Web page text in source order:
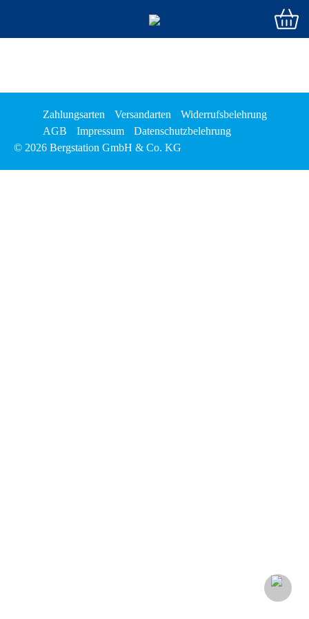
Zahlungsarten Versandarten
Widerrufsbelehrung
AGB
Impressum
Datenschutzbelehrung
© 2026 Bergstation GmbH & Co. KG